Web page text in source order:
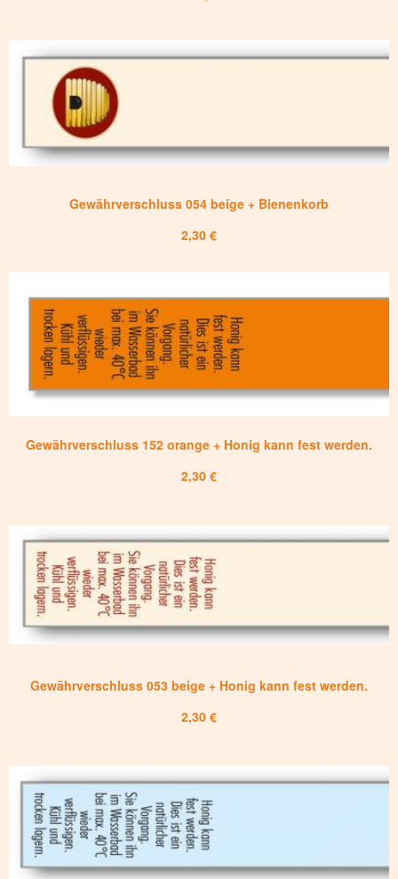
Gewährverschluss 054 beige + Bienenkorb
2,30 €
Gewährverschluss 152 orange + Honig kann fest werden.
2,30 €
Gewährverschluss 053 beige + Honig kann fest werden.
2,30 €